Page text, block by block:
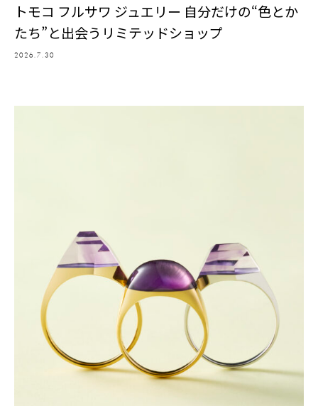
トモコ フルサワ ジュエリー 自分だけの“色とか
たち”と出会うリミテッドショップ
2026.7.30